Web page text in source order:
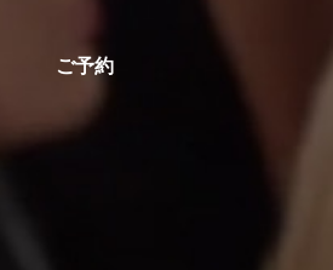
ご予約